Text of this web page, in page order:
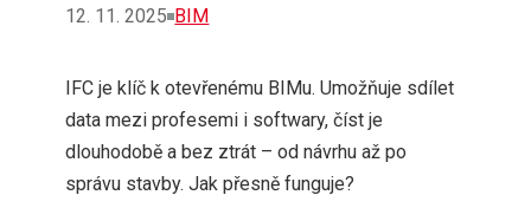
12. 11. 2025 Rubriky
BIM
IFC je klíč k otevřenému BIMu. Umožňuje sdílet
data mezi profesemi i softwary, číst je
dlouhodobě a bez ztrát – od návrhu až po
správu stavby. Jak přesně funguje?